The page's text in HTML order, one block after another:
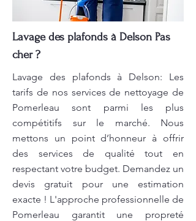
Lavage des plafonds à Delson Pas
cher ?
Lavage des plafonds à Delson: Les
tarifs de nos services de nettoyage de
Pomerleau sont parmi les plus
compétitifs sur le marché. Nous
mettons un point d’honneur à offrir
des services de qualité tout en
respectant votre budget. Demandez un
devis gratuit pour une estimation
exacte ! L'approche professionnelle de
Pomerleau garantit une propreté